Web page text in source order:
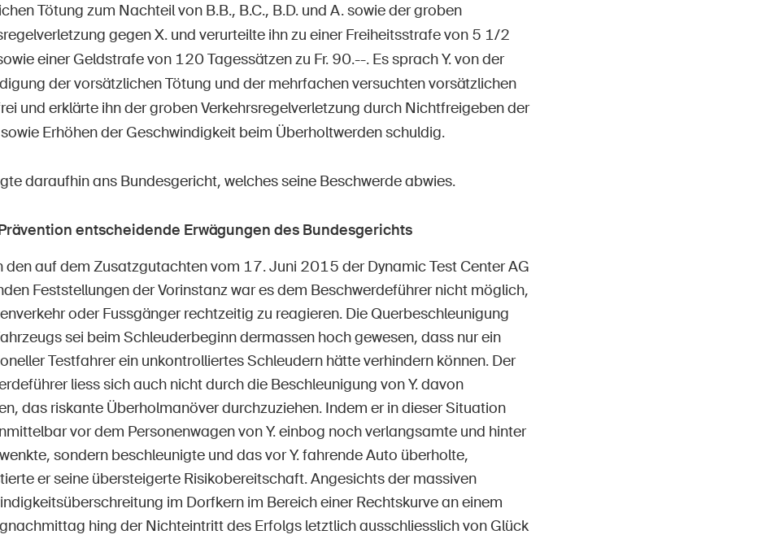
Tötung zum Nachteil von B.B., B.C., B.D. und A. sowie der groben
gegen X. und verurteilte ihn zu einer Freiheitsstrafe von 5 1/2
einer Geldstrafe von 120 Tagessätzen zu Fr. 90.--. Es sprach Y. von der
der vorsätzlichen Tötung und der mehrfachen versuchten vorsätzlichen
und erklärte ihn der groben Verkehrsregelverletzung durch Nichtfreigeben der
Erhöhen der Geschwindigkeit beim Überholtwerden schuldig.
daraufhin ans Bundesgericht, welches seine Beschwerde abwies.
entscheidende Erwägungen des Bundesgerichts
den auf dem Zusatzgutachten vom 17. Juni 2015 der Dynamic Test Center AG
Feststellungen der Vorinstanz war es dem Beschwerdeführer nicht möglich,
oder Fussgänger rechtzeitig zu reagieren. Die Querbeschleunigung
sei beim Schleuderbeginn dermassen hoch gewesen, dass nur ein
Testfahrer ein unkontrolliertes Schleudern hätte verhindern können. Der
liess sich auch nicht durch die Beschleunigung von Y. davon
das riskante Überholmanöver durchzuziehen. Indem er in dieser Situation
vor dem Personenwagen von Y. einbog noch verlangsamte und hinter
sondern beschleunigte und das vor Y. fahrende Auto überholte,
er seine übersteigerte Risikobereitschaft. Angesichts der massiven
im Dorfkern im Bereich einer Rechtskurve an einem
hing der Nichteintritt des Erfolgs letztlich ausschliesslich von Glück